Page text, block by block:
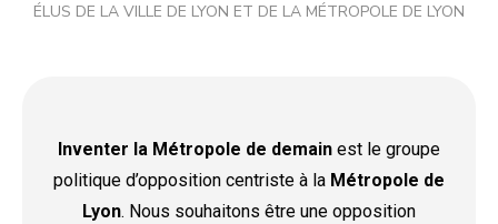
ÉLUS DE LA VILLE DE LYON ET DE LA MÉTROPOLE DE LYON
Inventer la Métropole de demain est le groupe
politique d’opposition centriste à la Métropole de
Lyon. Nous souhaitons être une opposition